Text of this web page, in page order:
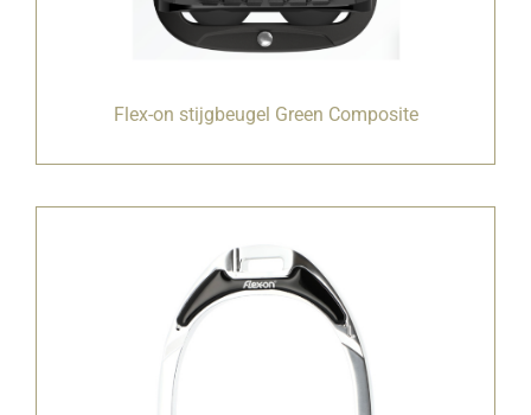
Flex-on stijgbeugel Green Composite